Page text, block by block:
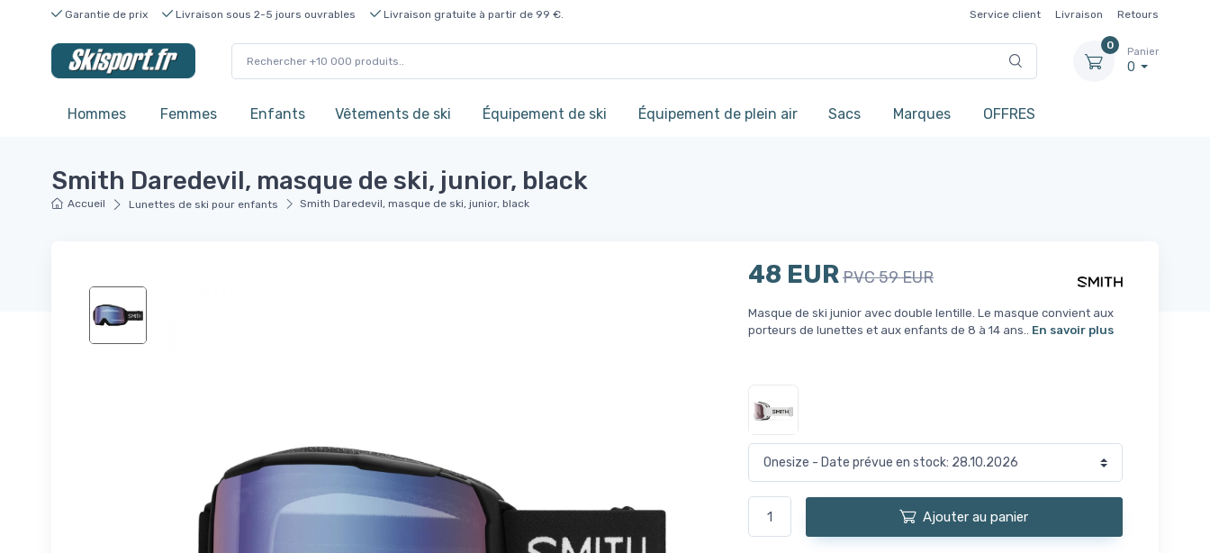
Garantie de prix Livraison sous 2-5 jours ouvrables Livraison gratuite à partir de 99 €. Service client Livraison Retours
0
Panier
0
Hommes Femmes Enfants Vêtements de ski Équipement de ski Équipement de plein air Sacs Marques OFFRES
Smith Daredevil, masque de ski, junior, black
Accueil Lunettes de ski pour enfants Smith Daredevil, masque de ski, junior, black
48 EURPVC 59 EUR
Masque de ski junior avec double lentille. Le masque convient aux
porteurs de lunettes et aux enfants de 8 à 14 ans.. En savoir plus
Ajouter au panier